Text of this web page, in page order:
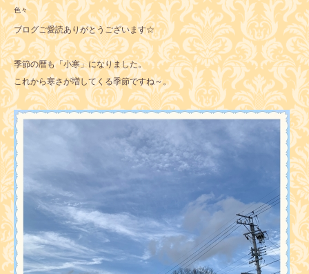
色々
ブログご愛読ありがとうございます☆
季節の暦も「小寒」になりました。
これから寒さが増してくる季節ですね～。